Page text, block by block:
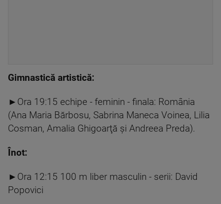
Gimnastică artistică:
►Ora 19:15 echipe - feminin - finala: România
(Ana Maria Bărbosu, Sabrina Maneca Voinea, Lilia
Cosman, Amalia Ghigoarţă şi Andreea Preda).
Înot:
►Ora 12:15 100 m liber masculin - serii: David
Popovici